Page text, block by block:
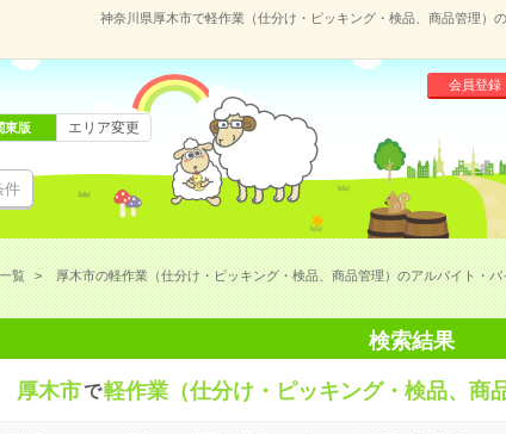
神奈川県厚木市で軽作業（仕分け・ピッキング・検品、商品管理）
件
会員登録
東版 エリア変更
覧 厚木市の軽作業（仕分け・ピッキング・検品、商品管理）のアルバイト・バ
検索結果
厚木市で軽作業（仕分け・ピッキング・検品、商